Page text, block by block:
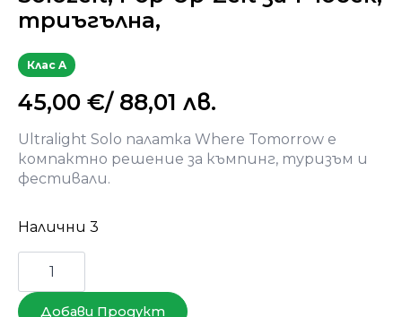
триъгълна,
Клас A
45,00 €/ 88,01 лв.
Ultralight Solo палатка Where Tomorrow е
компактно решение за къмпинг, туризъм и
фестивали.
Налични 3
количество
Lumaland
Where
Добави Продукт